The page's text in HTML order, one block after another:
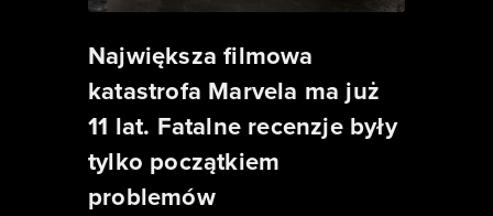
Największa filmowa
katastrofa Marvela ma już
11 lat. Fatalne recenzje były
tylko początkiem
problemów